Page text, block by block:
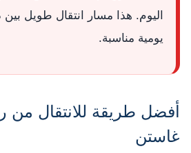
اليوم. هذا مسار انتقال طويل
يومية مناسبة.
أفضل طريقة للانتقال من
غاستن